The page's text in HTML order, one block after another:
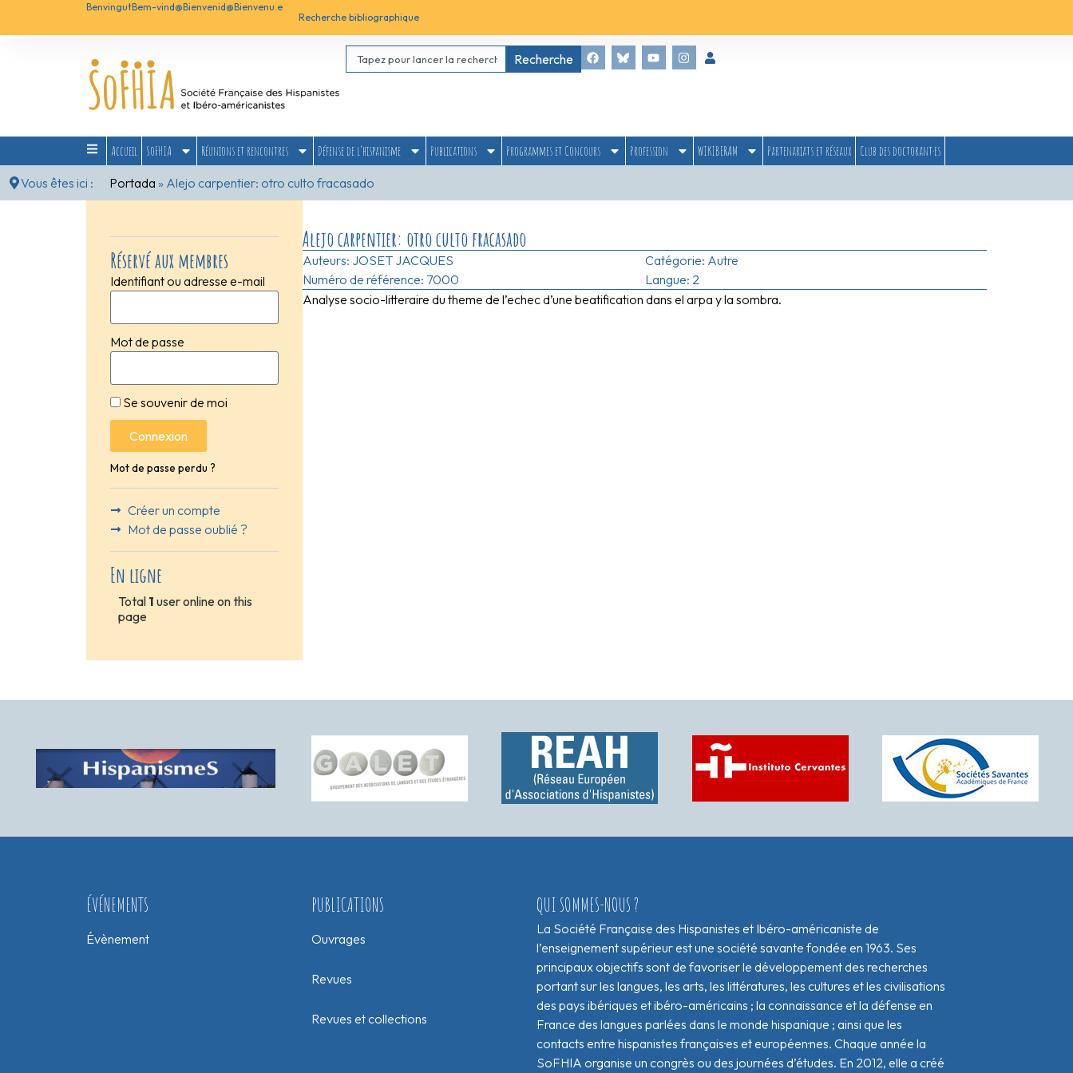
BenvingutBem-vind@Bienvenid@Bienvenu.e
Recherche bibliographique
Recherche
Accueil SoFHIA Réunions et rencontres Défense de l’hispanisme Publications Programmes et Concours Profession WIKIBERAM Partenariats et réseaux
Club des doctorant·es
Vous êtes ici :
Portada » Alejo carpentier: otro culto fracasado
Réservé aux membres
Identifiant ou adresse e-mail
Mot de passe
Se souvenir de moi
Connexion
Mot de passe perdu ?
Créer un compte
Mot de passe oublié ?
En ligne
Total 1 user online on this
page
Alejo carpentier: otro culto fracasado
Auteurs: JOSET JACQUES
Numéro de référence: 7000
Catégorie: Autre
Langue: 2
Analyse socio-litteraire du theme de l’echec d’une beatification dans el arpa y la sombra.
ÉVÉNEMENTS
Évènement
PUBLICATIONS
Ouvrages
Revues
Revues et collections
QUI SOMMES-NOUS ?
La Société Française des Hispanistes et Ibéro-américaniste de
l’enseignement supérieur est une société savante fondée en 1963. Ses
principaux objectifs sont de favoriser le développement des recherches
portant sur les langues, les arts, les littératures, les cultures et les civilisations
des pays ibériques et ibéro-américains ; la connaissance et la défense en
France des langues parlées dans le monde hispanique ; ainsi que les
contacts entre hispanistes français·es et européen·nes. Chaque année la
SoFHIA organise un congrès ou des journées d’études. En 2012, elle a créé